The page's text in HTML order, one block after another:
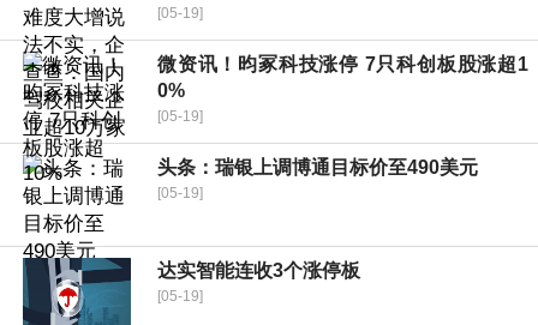
[05-19]
微资讯！昀冢科技涨停 7只科创板股涨超1
0%
[05-19]
头条：瑞银上调博通目标价至490美元
[05-19]
达实智能连收3个涨停板
[05-19]